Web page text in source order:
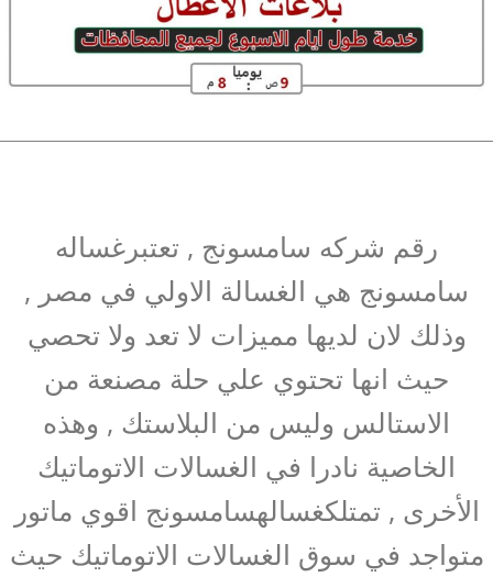
رقم شركه سامسونج , تعتبرغساله
سامسونج هي الغسالة الاولي في مصر ,
وذلك لان لديها مميزات لا تعد ولا تحصي
حيث انها تحتوي علي حلة مصنعة من
الاستالس وليس من البلاستك , وهذه
الخاصية نادرا في الغسالات الاتوماتيك
الأخرى , تمتلكغسالهسامسونج اقوي ماتور
متواجد في سوق الغسالات الاتوماتيك حيث